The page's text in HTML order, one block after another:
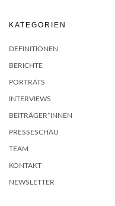
KATEGORIEN
DEFINITIONEN
BERICHTE
PORTRÄTS
INTERVIEWS
BEITRÄGER*INNEN
PRESSESCHAU
TEAM
KONTAKT
NEWSLETTER